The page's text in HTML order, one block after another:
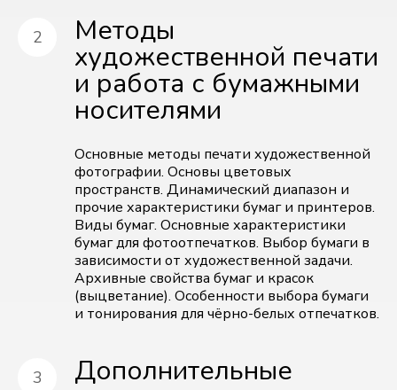
Методы
художественной печати
и работа с бумажными
носителями
Основные методы печати художественной
фотографии. Основы цветовых
пространств. Динамический диапазон и
прочие характеристики бумаг и принтеров.
Виды бумаг. Основные характеристики
бумаг для фотоотпечатков. Выбор бумаги в
зависимости от художественной задачи.
Архивные свойства бумаг и красок
(выцветание). Особенности выбора бумаги
и тонирования для чёрно-белых отпечатков.
Дополнительные